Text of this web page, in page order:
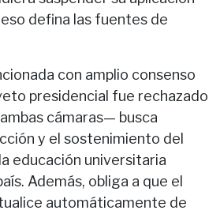
defina las fuentes de
con amplio consenso
presidencial fue rechazado
cámaras— busca
y el sostenimiento del
educación universitaria
Además, obliga a que el
automáticamente de